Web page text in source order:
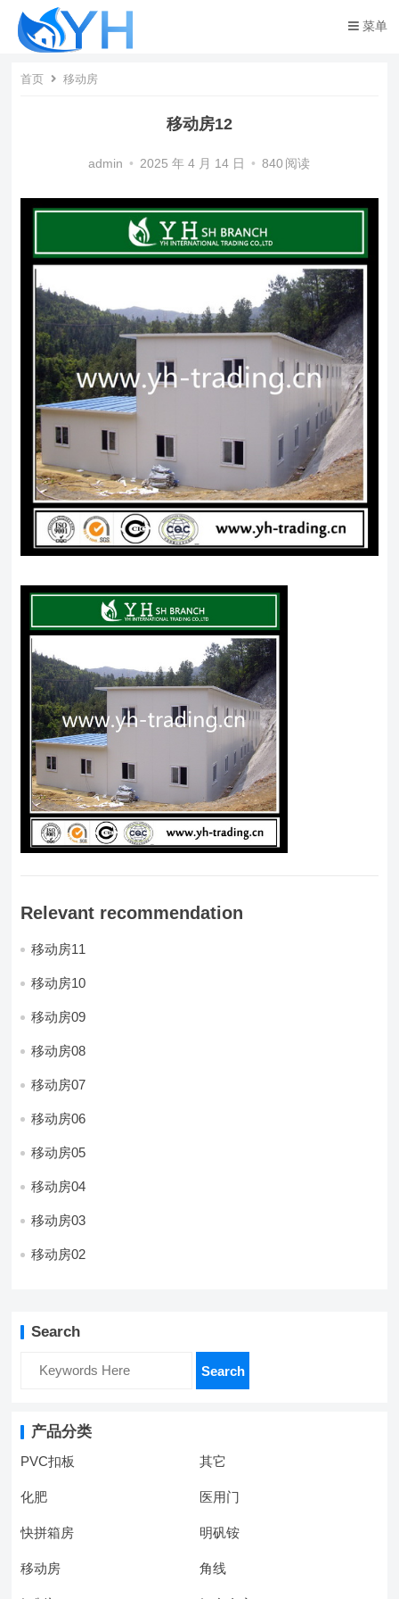
菜单
首页 移动房
移动房12
admin • 2025 年 4 月 14 日 • 840 阅读
Relevant recommendation
移动房11
移动房10
移动房09
移动房08
移动房07
移动房06
移动房05
移动房04
移动房03
移动房02
Search
Search
产品分类
PVC扣板 其它
化肥 医用门
快拼箱房 明矾铵
移动房 角线